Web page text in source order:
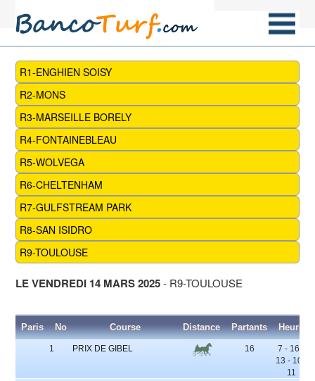
R1-ENGHIEN SOISY
R2-MONS
R3-MARSEILLE BORELY
R4-FONTAINEBLEAU
R5-WOLVEGA
R6-CHELTENHAM
R7-GULFSTREAM PARK
R8-SAN ISIDRO
R9-TOULOUSE
LE VENDREDI 14 MARS 2025- R9-TOULOUSE
Paris No Course Distance Partants Heure
1 PRIX DE GIBEL 16
7 - 16 -
13 - 10 -
11